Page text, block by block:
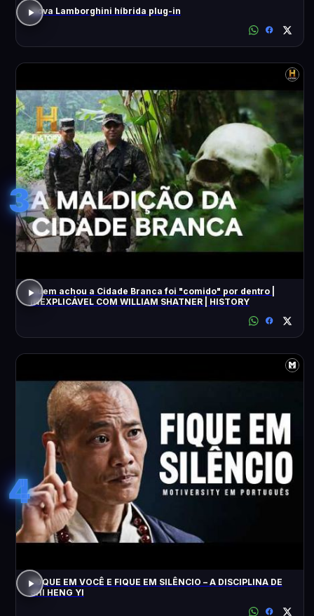
Nova Lamborghini híbrida plug-in
3
Quem achou a Cidade Branca foi "comido" por dentro |
INEXPLICÁVEL COM WILLIAM SHATNER | HISTORY
4
FOQUE EM VOCÊ E FIQUE EM SILÊNCIO – A DISCIPLINA DE
SHI HENG YI